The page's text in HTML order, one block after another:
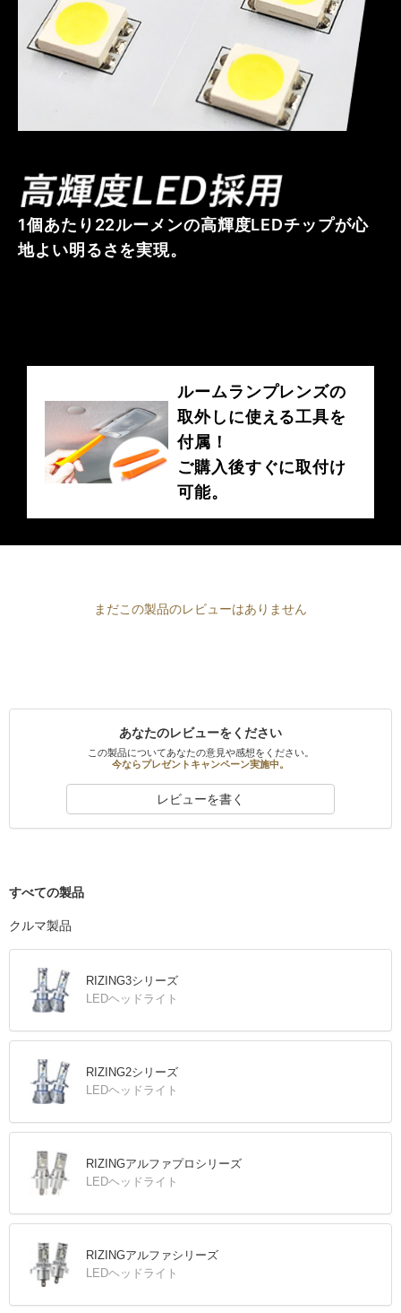
1個あたり22ルーメンの高輝度LEDチップが心
地よい明るさを実現。
ルームランプレンズの
取外しに使える工具を
付属！
ご購入後すぐに取付け
可能。
まだこの製品のレビューはありません
あなたのレビューをください
この製品についてあなたの意見や感想をください。
今ならプレゼントキャンペーン実施中。
レビューを書く
すべての製品
クルマ製品
RIZING3シリーズ
LEDヘッドライト
RIZING2シリーズ
LEDヘッドライト
RIZINGアルファプロシリーズ
LEDヘッドライト
RIZINGアルファシリーズ
LEDヘッドライト